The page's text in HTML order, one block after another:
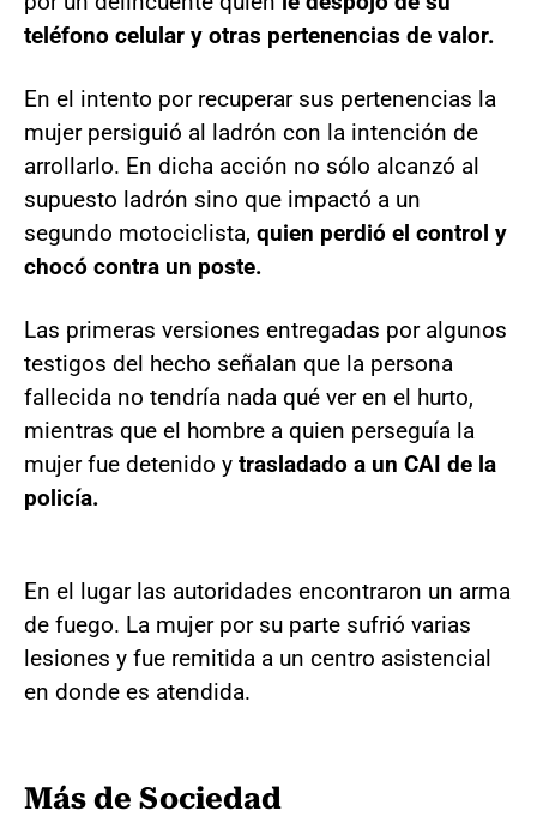
teléfono celular y otras pertenencias de valor.
En el intento por recuperar sus pertenencias la
mujer persiguió al ladrón con la intención de
arrollarlo. En dicha acción no sólo alcanzó al
supuesto ladrón sino que impactó a un
segundo motociclista, quien perdió el control y
chocó contra un poste.
Las primeras versiones entregadas por algunos
testigos del hecho señalan que la persona
fallecida no tendría nada qué ver en el hurto,
mientras que el hombre a quien perseguía la
mujer fue detenido y trasladado a un CAI de la
policía.
En el lugar las autoridades encontraron un arma
de fuego. La mujer por su parte sufrió varias
lesiones y fue remitida a un centro asistencial
en donde es atendida.
Más de Sociedad